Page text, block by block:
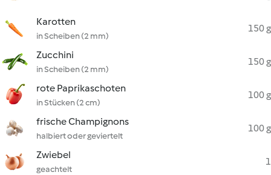
Karotten
in Scheiben (2 mm)
150 g
Zucchini
in Scheiben (2 mm)
150 g
rote Paprikaschoten
in Stücken (2 cm)
100 g
frische Champignons
halbiert oder geviertelt
100 g
Zwiebel
geachtelt
1